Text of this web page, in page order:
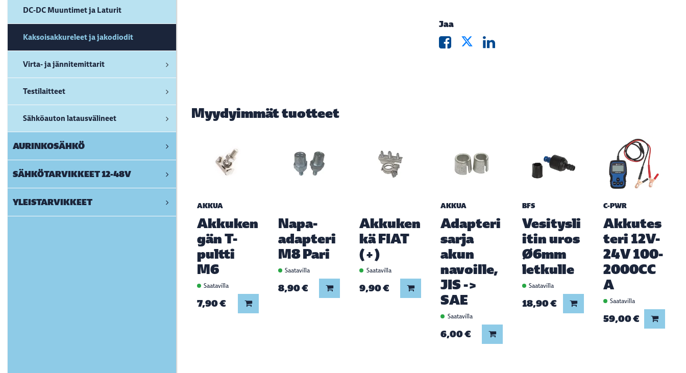
DC-DC Muuntimet ja Laturit
Kaksoisakkureleet ja jakodiodit
Virta- ja jännitemittarit
Testilaitteet
Sähköauton latausvälineet
AURINKOSÄHKÖ
SÄHKÖTARVIKKEET 12-48V
YLEISTARVIKKEET
Jaa
Myydyimmät tuotteet
AKKUA
Akkuken
gän T-
pultti
M6
Saatavilla
7,90 € Lisää koriin
Napa-
adapteri
M8 Pari
Saatavilla
8,90 € Lisää koriin
Akkuken
kä FIAT
(+)
Saatavilla
9,90 € Lisää koriin
AKKUA
Adapteri
sarja
akun
navoille,
JIS ->
SAE
Saatavilla
6,00 € Lisää koriin
BFS
Vesitysli
itin uros
Ø6mm
letkulle
Saatavilla
18,90 € Lisää koriin
C-PWR
Akkutes
teri 12V-
24V 100-
2000CC
A
Saatavilla
59,00 € Lisää